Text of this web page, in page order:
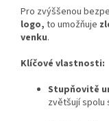
Pro zvýššenou
logo, to umožňuje
venku.
Klíčové vlastnosti:
Stupňovitě
zvětšují spolu